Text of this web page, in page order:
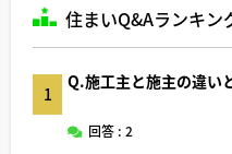
住まいQ&Aランキン
1
Q.施工主と施主の違い
回答 : 2